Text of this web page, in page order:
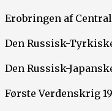
Erobringen af
Den Russisk-
Den Russisk-
Første Verdenskrig